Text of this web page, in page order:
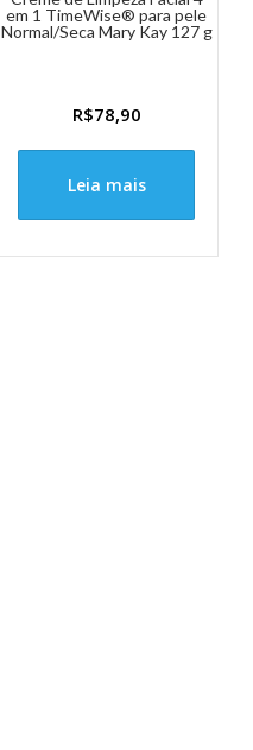
em 1 TimeWise® para pele
Normal/Seca Mary Kay 127 g
R$78,90
Leia mais